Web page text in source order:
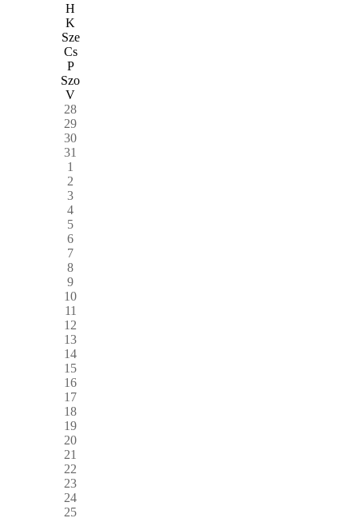
H
K
Sze
Cs
P
Szo
V
28
29
30
31
1
2
3
4
5
6
7
8
9
10
11
12
13
14
15
16
17
18
19
20
21
22
23
24
25